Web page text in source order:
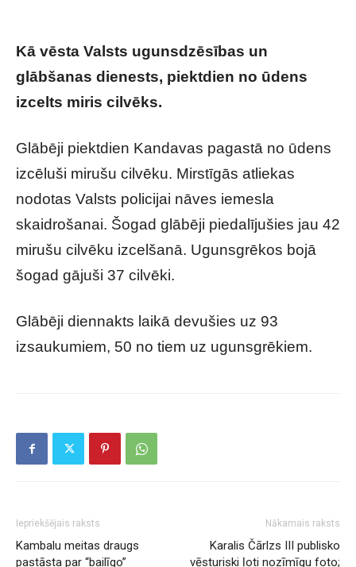
Kā vēsta Valsts ugunsdzēsības un
glābšanas dienests, piektdien no ūdens
izcelts miris cilvēks.
Glābēji piektdien Kandavas pagastā no ūdens
izcēluši mirušu cilvēku. Mirstīgās atliekas
nodotas Valsts policijai nāves iemesla
skaidrošanai. Šogad glābēji piedalījušies jau 42
mirušu cilvēku izcelšanā. Ugunsgrēkos bojā
šogad gājuši 37 cilvēki.
Glābēji diennakts laikā devušies uz 93
izsaukumiem, 50 no tiem uz ugunsgrēkiem.
Iepriekšējais raksts
Kambalu meitas draugs
pastāsta par “bailīgo”
Nākamais raksts
Karalis Čārlzs III publisko
vēsturiski ļoti nozīmīgu foto;